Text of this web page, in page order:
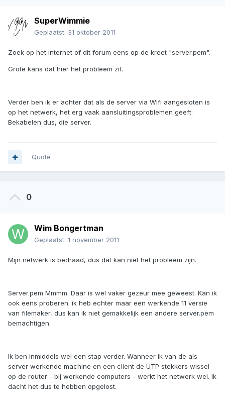
SuperWimmie
Geplaatst: 31 oktober 2011
Zoek op het internet of dit forum eens op de kreet "server.pem".
Grote kans dat hier het probleem zit.
Verder ben ik er achter dat als de server via Wifi aangesloten is
op het netwerk, het erg vaak aansluitingsproblemen geeft.
Bekabelen dus, die server.
Quote
0
Wim Bongertman
Geplaatst: 1 november 2011
Mijn netwerk is bedraad, dus dat kan niet het probleem zijn.
Server.pem Mmmm. Daar is wel vaker gezeur mee geweest. Kan ik
ook eens proberen. ik heb echter maar een werkende 11 versie
van filemaker, dus kan ik niet gemakkelijk een andere server.pem
bemachtigen.
Ik ben inmiddels wel een stap verder. Wanneer ik van de als
server werkende machine en een client de UTP stekkers wissel
op de router - bij werkende computers - werkt het netwerk wel. Ik
dacht het dus te hebben opgelost.